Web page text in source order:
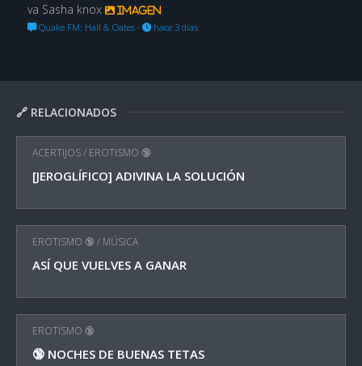
🔗 RELACIONADOS
ACERTIJOS/ EROTISMO 🔞
[JEROGLÍFICO] ADIVINA LA SOLUCIÓN
EROTISMO 🔞/ MÚSICA
ASÍ QUE VUELVES A GANAR
EROTISMO 🔞
🔞 NOCHES DE BUENAS TETAS
va Sasha knox
Imagen
Quake FM: Hall & Oates· hace 3 días